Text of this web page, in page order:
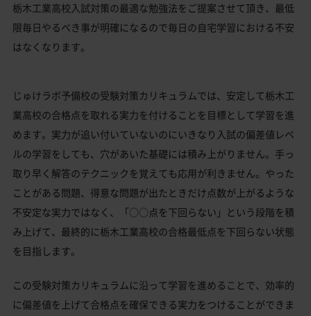
栃木工業高校入試対策の最適な勉強法をご提案させて頂き、最低
限毎日やるべき事が明確になるので毎日の自宅学習における不安
はなくなります。
じゅけラボ予備校の受験対策カリキュラムでは、安定して栃木工
業高校の合格点を取れる実力を付けることを目標として学習を進
めます。実力が追い付いていないのにいきなり入試の偏差値レベ
ルの学習をしても、穴があいた基礎には積み上がりません。手っ
取り早く解答のテクニックを覚えても応用が利きません。やった
ことがある問題、得意な問題が出たときだけ点数が上がるような
不安定な実力ではなく、「○○点を下回らない」という段階を積
み上げて、最終的に栃木工業高校の合格最低点を下回らない状態
を目指します。
この受験対策カリキュラムに沿って学習を進めることで、効率的
に偏差値を上げて合格点を確保できる実力をつけることができま